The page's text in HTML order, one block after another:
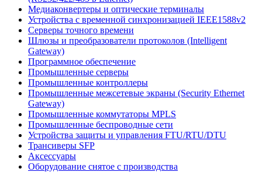
Медиаконвертеры и оптические терминалы
Устройства с временной синхронизацией IEEE1588v2
Серверы точного времени
Шлюзы и преобразователи протоколов (Intelligent
Gateway)
Программное обеспечение
Промышленные серверы
Промышленные контроллеры
Промышленные межсетевые экраны (Security Ethernet
Gateway)
Промышленные коммутаторы MPLS
Промышленные беспроводные сети
Устройства защиты и управления FTU/RTU/DTU
Трансиверы SFP
Аксессуары
Оборудование снятое с производства